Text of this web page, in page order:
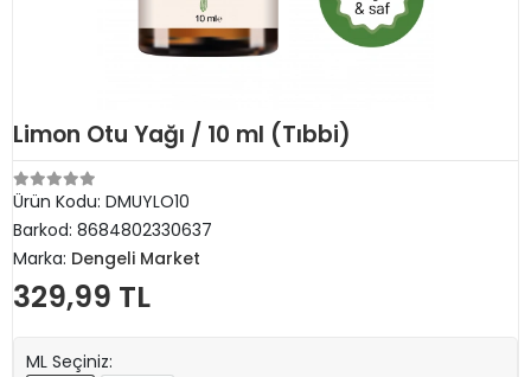
Limon Otu Yağı / 10 ml (Tıbbi)
Ürün Kodu: DMUYLO10
Barkod: 8684802330637
Marka: Dengeli Market
329,99 TL
ML Seçiniz: